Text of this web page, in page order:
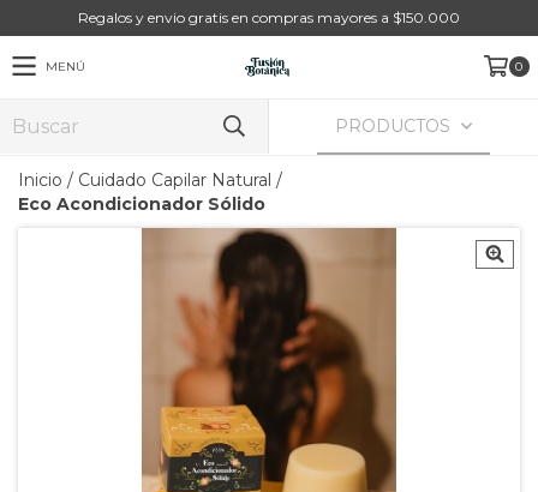
Regalos y envio gratis en compras mayores a $150.000
MENÚ 0
PRODUCTOS
Inicio / Cuidado Capilar Natural /
Eco Acondicionador Sólido